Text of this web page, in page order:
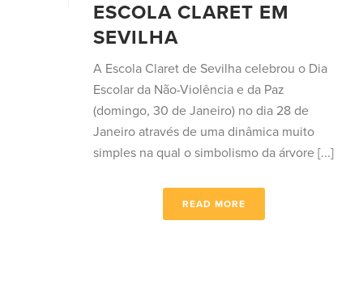
ESCOLA CLARET EM
SEVILHA
A Escola Claret de Sevilha celebrou o Dia
Escolar da Não-Violência e da Paz
(domingo, 30 de Janeiro) no dia 28 de
Janeiro através de uma dinâmica muito
simples na qual o simbolismo da árvore [...]
READ MORE